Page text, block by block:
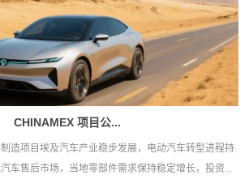
CHINAMEX 项目公...
造项目埃及汽车产业稳步发展，电动汽车转型进程持
车售后市场，当地零部件需求保持稳定增长，投资...